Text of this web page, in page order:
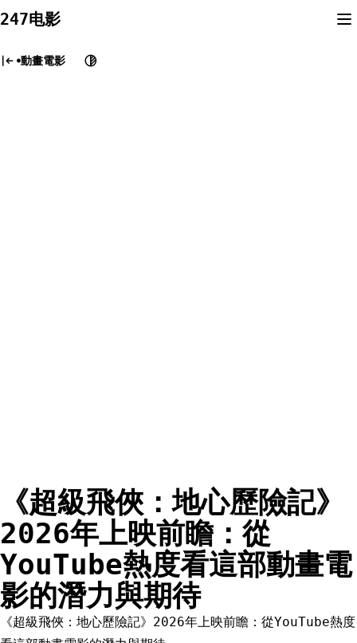
to
247电影
動畫電影
《超級飛俠：地心歷險記》
2026年上映前瞻：從
YouTube熱度看這部動畫電
影的潛力與期待
《超級飛俠：地心歷險記》2026年上映前瞻：從YouTube熱度